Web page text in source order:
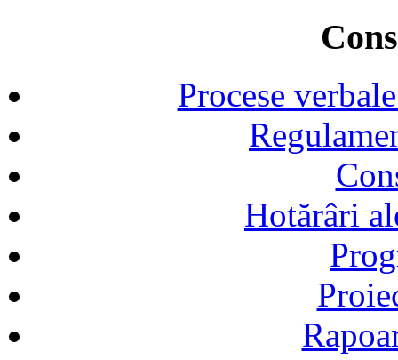
Procese
Hotărâri